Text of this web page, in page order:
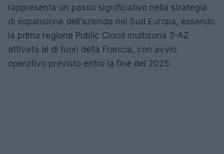
rappresenta un passo significativo nella strategia
di espansione dell’azienda nel Sud Europa, essendo
la prima regione Public Cloud multizona 3-AZ
attivata al di fuori della Francia, con avvio
operativo previsto entro la fine del 2025.